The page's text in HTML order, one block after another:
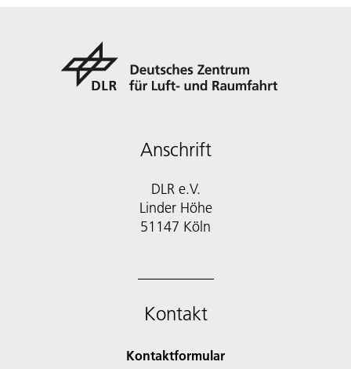
Anschrift
DLR e.V.
Linder Höhe
51147 Köln
Kontakt
Kontaktformular